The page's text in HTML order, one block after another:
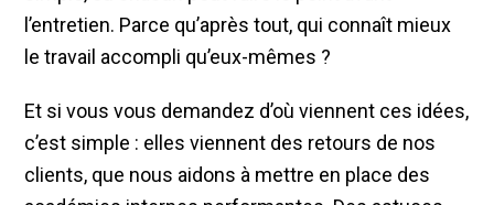
l’entretien. Parce qu’après tout, qui connaît mieux
le travail accompli qu’eux-mêmes ?
Et si vous vous demandez d’où viennent ces idées,
c’est simple : elles viennent des retours de nos
clients, que nous aidons à mettre en place des